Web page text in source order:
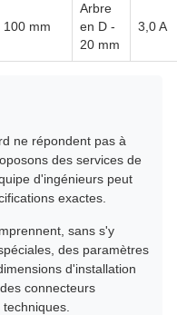
100 mm
Arbre
en D -
20 mm
3,0 A
ne répondent pas à
des services de
d'ingénieurs peut
exactes.
sans s'y
des paramètres
d'installation
connecteurs